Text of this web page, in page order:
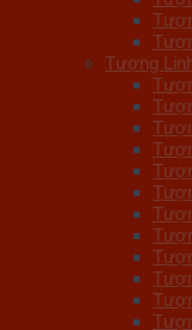
Tượng